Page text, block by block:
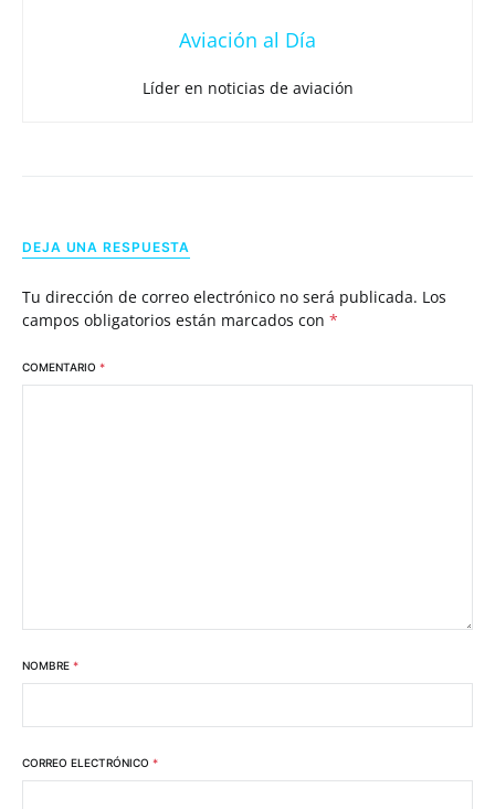
Aviación al Día
Líder en noticias de aviación
DEJA UNA RESPUESTA
Tu dirección de correo electrónico no será publicada. Los
campos obligatorios están marcados con *
COMENTARIO *
NOMBRE *
CORREO ELECTRÓNICO *